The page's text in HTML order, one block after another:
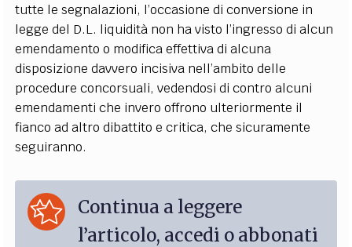
tutte le segnalazioni, l’occasione di conversione in
legge del D.L. liquidità non ha visto l’ingresso di alcun
emendamento o modifica effettiva di alcuna
disposizione davvero incisiva nell’ambito delle
procedure concorsuali, vedendosi di contro alcuni
emendamenti che invero offrono ulteriormente il
fianco ad altro dibattito e critica, che sicuramente
seguiranno.
Continua a leggere
l’articolo, accedi o abbonati